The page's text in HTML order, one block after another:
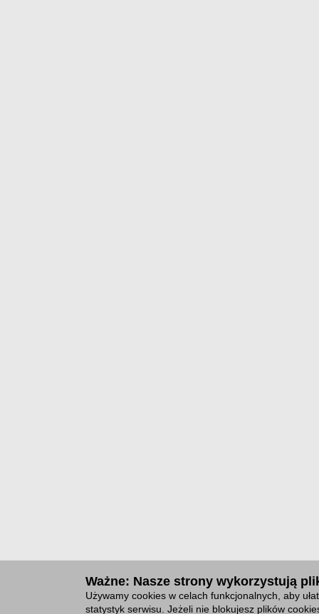
Ważne: Nasze strony wykorzystują
Używamy cookies w celach funkcjonalnych, aby
statystyk serwisu. Jeżeli nie blokujesz plików